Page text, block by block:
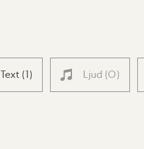
Text (1) Ljud (0)